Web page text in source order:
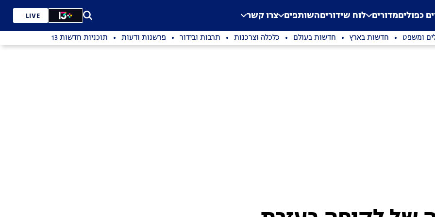
Application error: a
. כפוליםמדורים לוח שידוריםהשותפים צרו קשר LIVE
ומשפט חדשות בארץ חדשות בעולם כלכלה וצרכנות תרבות ובידור פרשנות ודעות תוכניות חדשות 13